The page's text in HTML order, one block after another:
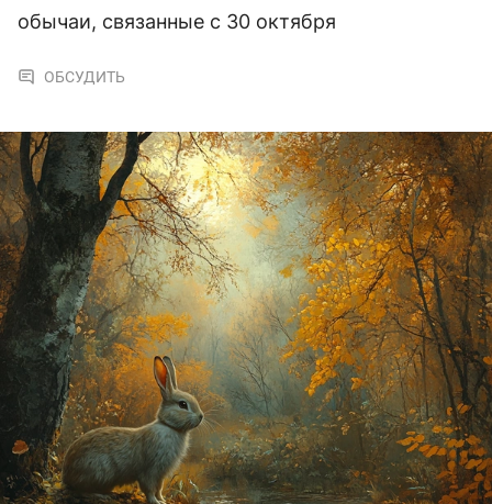
обычаи, связанные с 30 октября
ОБСУДИТЬ